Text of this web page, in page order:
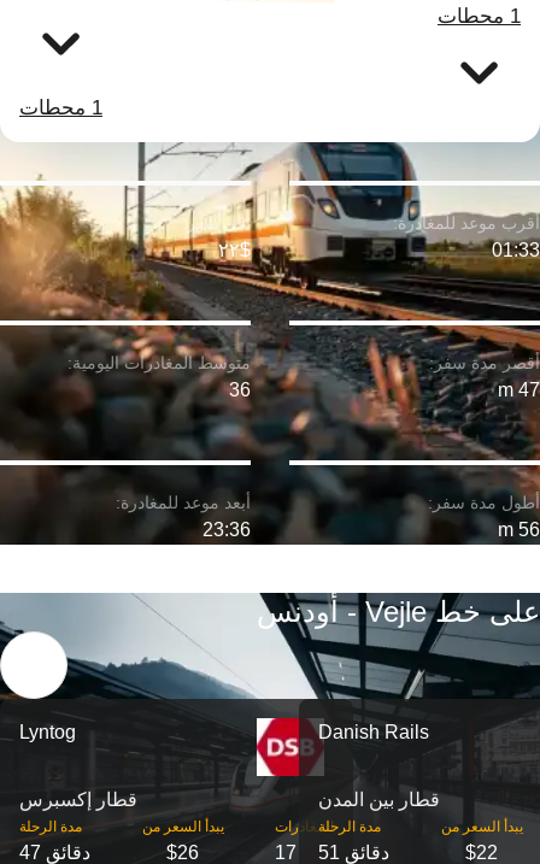
1 محطات
1 محطات
47 m
01:33
56 m
$٢٢
36
23:36
على خط Vejle - أودنس
Lyntog
قطار إكسبرس
مدة الرحلة
47 دقائق
‎يبدأ السعر من
$26
‎المغادرات
17
Danish Rails
قطار بين المدن
مدة الرحلة
51 دقائق
‎يبدأ السعر من
$22